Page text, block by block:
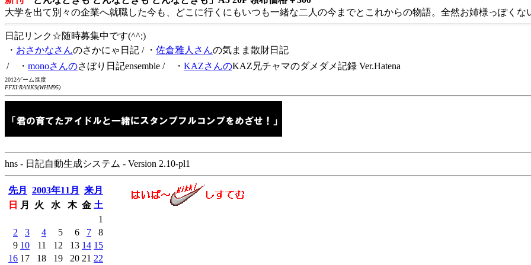
大学を出て別々の企業へ就職した今も、どこに行くにもいつも一緒な二人の今までとこれからの物語。全然お姉様っぽくな
日記リンク☆随時募集中です(^^;)
・ おさかなさんのさかにゃ日記 / ・ 佐倉雅人さんの気まま散財日記
/ ・ monoさんのさぼり日記ensemble / ・ KAZさんのKAZ兄チャマのダメダメ記録 Ver.Hatena
2012ゲーム進度
FFXI:RANK9(WHM95)
hns - 日記自動生成システム - Version 2.10-pl1
先月 2003年11月
来月
日
月 火 水 木 金 土
1
2
3 4 5 6 7
8
9 10 11 12 13 14 15
16 17 18 19 20 21 22